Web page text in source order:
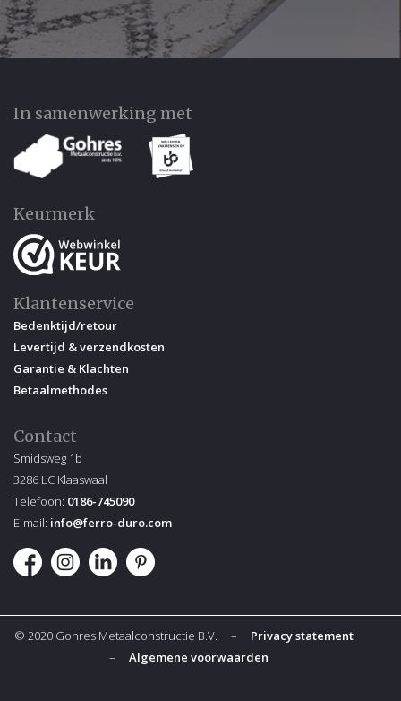
In samenwerking met
Keurmerk
Klantenservice
Bedenktijd/retour
Levertijd & verzendkosten
Garantie & Klachten
Betaalmethodes
Contact
Smidsweg 1b
3286 LC Klaaswaal
Telefoon: 0186-745090
E-mail: info@ferro-duro.com
© 2020 Gohres Metaalconstructie B.V. – Privacy statement
–Algemene voorwaarden